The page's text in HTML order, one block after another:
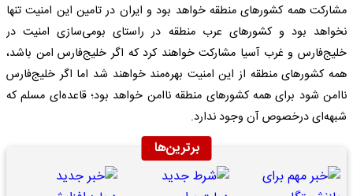
مشارکت همه کشورهای منطقه خواهد بود و ایران در تامین این امنیت تنها
نخواهد بود و کشورهای عرب منطقه در راستای بومی‌سازی امنیت در
خلیج‌فارس و غرب آسیا مشارکت خواهند کرد که اگر خلیج‌فارس امن باشد،
همه کشورهای منطقه از این امنیت بهره‌مند خواهند شد اما اگر خلیج‌فارس
ناامن شود برای همه کشورهای منطقه ناامن خواهد بود؛ قاعده‌ای مسلم که
شبهه‌ای درخصوص آن وجود ندارد.
برترین‌ها